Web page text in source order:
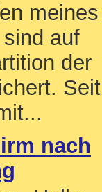
meines
auf
der
Seit
nach